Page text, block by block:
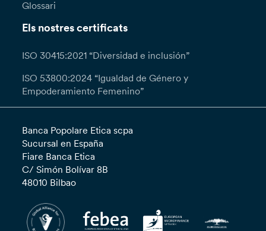
Glossari
Els nostres certificats
ISO 30415:2021 “Diversidad e inclusión”
ISO 53800:2024 “Igualdad de Género y
Empoderamiento Femenino”
Banca Popolare Etica scpa
Sucursal en España
Fiare Banca Etica
C/ Simón Bolívar 8B
48010 Bilbao